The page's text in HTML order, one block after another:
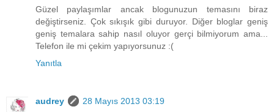
Güzel paylaşımlar ancak blogunuzun temasını biraz
değiştirseniz. Çok sıkışık gibi duruyor. Diğer bloglar geniş
geniş temalara sahip nasıl oluyor gerçi bilmiyorum ama...
Telefon ile mi çekim yapıyorsunuz :(
Yanıtla
audrey
28 Mayıs 2013 03:19